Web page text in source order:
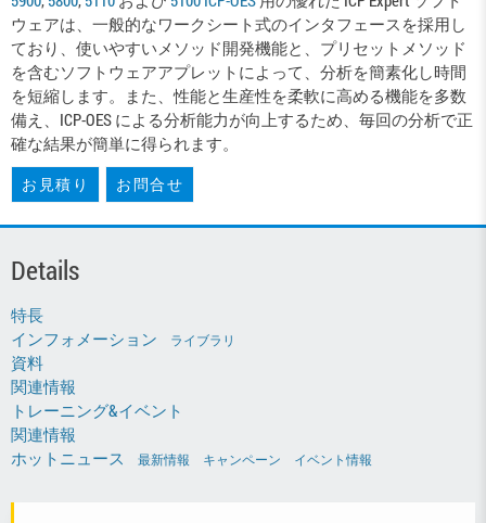
ウェアは、一般的なワークシート式のインタフェースを採用し
ており、使いやすいメソッド開発機能と、プリセットメソッド
を含むソフトウェアアプレットによって、分析を簡素化し時間
を短縮します。また、性能と生産性を柔軟に高める機能を多数
備え、ICP-OES による分析能力が向上するため、毎回の分析で正
確な結果が簡単に得られます。
お見積り お問合せ
Details
特長
インフォメーション
ライブラリ
資料
関連情報
トレーニング&イベント
関連情報
ホットニュース
最新情報 キャンペーン イベント情報